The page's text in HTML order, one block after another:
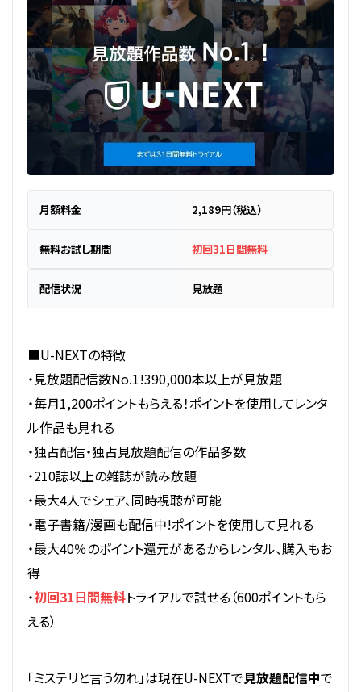
月額料金 2,189円（税込）
無料お試し期間 初回31日間無料
配信状況 見放題
■U-NEXTの特徴
・見放題配信数No.1!390,000本以上が見放題
・毎月1,200ポイントもらえる！ポイントを使用してレンタ
ル作品も見れる
・独占配信・独占見放題配信の作品多数
・210誌以上の雑誌が読み放題
・最大4人でシェア、同時視聴が可能
・電子書籍/漫画も配信中!ポイントを使用して見れる
・最大40％のポイント還元があるからレンタル、購入もお
得
・初回31日間無料トライアルで試せる（600ポイントもら
える）
「ミステリと言う勿れ」は現在U-NEXTで見放題配信中で